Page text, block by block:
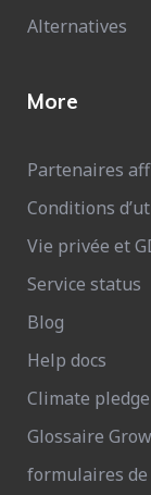
Alternatives
More
Partenaires
Conditions
Vie privée et
Service status
Blog
Help docs
Climate pledge
Glossaire
formulaires